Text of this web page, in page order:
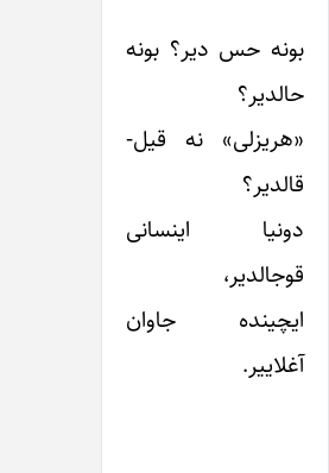
بونه حس دیر؟ بونه
حالدیر؟
«هریزلی» نه قیل-
قالدیر؟
دونیا اینسانى
قوجالدیر،
ایچینده جاوان
آغلاییر.